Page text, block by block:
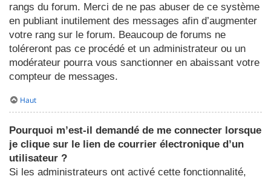
rangs du forum. Merci de ne pas abuser de ce système
en publiant inutilement des messages afin d’augmenter
votre rang sur le forum. Beaucoup de forums ne
toléreront pas ce procédé et un administrateur ou un
modérateur pourra vous sanctionner en abaissant votre
compteur de messages.
Haut
Pourquoi m’est-il demandé de me connecter lorsque
je clique sur le lien de courrier électronique d’un
utilisateur ?
Si les administrateurs ont activé cette fonctionnalité,